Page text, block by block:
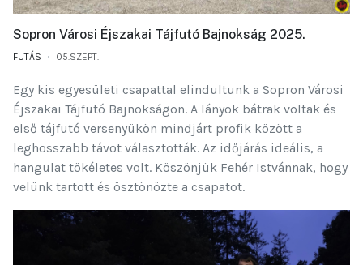
Sopron Városi Éjszakai Tájfutó Bajnokság 2025.
FUTÁS 05.SZEPT.
Egy kis egyesületi csapattal elindultunk a Sopron Városi
Éjszakai Tájfutó Bajnokságon. A lányok bátrak voltak és
első tájfutó versenyükön mindjárt profik között a
leghosszabb távot választották. Az időjárás ideális, a
hangulat tökéletes volt. Köszönjük Fehér Istvánnak, hogy
velünk tartott és ösztönözte a csapatot.